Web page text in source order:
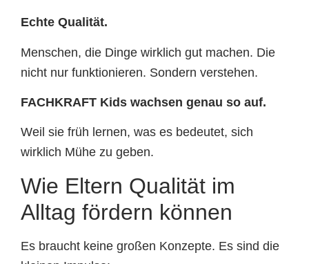
Echte Qualität.
Menschen, die Dinge wirklich gut machen. Die
nicht nur funktionieren. Sondern verstehen.
FACHKRAFT Kids wachsen genau so auf.
Weil sie früh lernen, was es bedeutet, sich
wirklich Mühe zu geben.
Wie Eltern Qualität im
Alltag fördern können
Es braucht keine großen Konzepte. Es sind die